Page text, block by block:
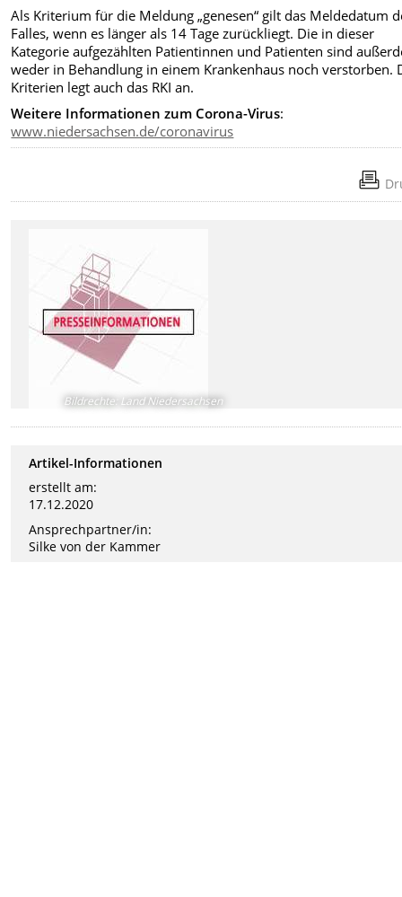
Als Kriterium für die Meldung „genesen“ gilt das Meldedatum
Falles, wenn es länger als 14 Tage zurückliegt. Die in dieser
Kategorie aufgezählten Patientinnen und Patienten sind
weder in Behandlung in einem Krankenhaus noch verstorben.
Kriterien legt auch das RKI an.
Weitere Informationen zum Corona-Virus:
www.niedersachsen.de/coronavirus
Bildrechte: Land Niedersachsen
Artikel-Informationen
erstellt am:
17.12.2020
Ansprechpartner/in:
Silke von der Kammer